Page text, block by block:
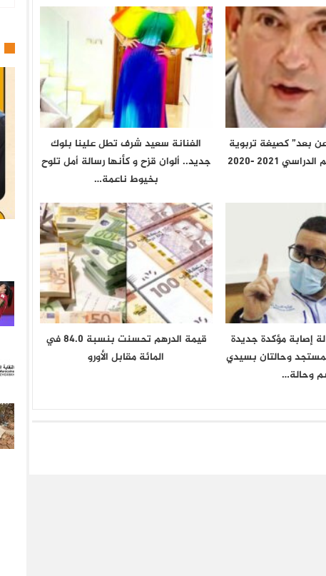
عن بعد” كصيغة تربوية
2021 -2020
الفنانة سعيد شرف تطل علينا بلوك
جديد.. ألوان قزح و كأنها رسالة أمل تلوح
بخيوط ناعمة…
إصابة مؤكدة جديدة
وحالتان بسيدي
وحالة…
قيمة الدرهم تحسنت بنسبة 84.0 في
المائة مقابل الأورو